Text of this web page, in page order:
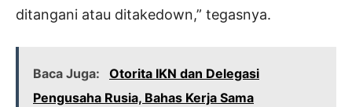
ditangani atau ditakedown,” tegasnya.
Baca Juga:
Otorita IKN dan Delegasi
Pengusaha Rusia, Bahas Kerja Sama